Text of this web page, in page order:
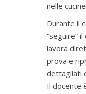
nelle
Durante il
“seguire”
lavora
prova e
dettagliati
Il docente